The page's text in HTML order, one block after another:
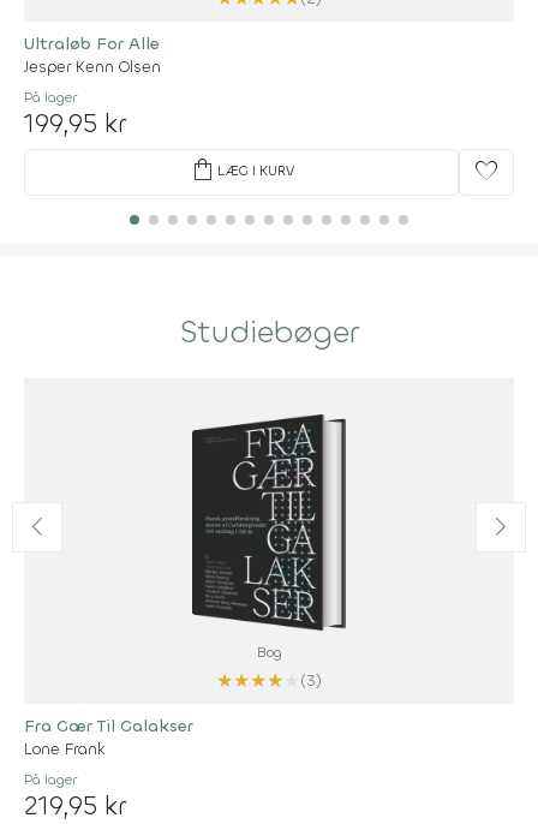
Ultraløb For Alle
Jesper Kenn Olsen
På lager
199,95 kr
shopping_bag LÆG I KURV favorite
Studiebøger
Bog
★★★★
(3)
Fra Gær Til Galakser
Lone Frank
På lager
219,95 kr